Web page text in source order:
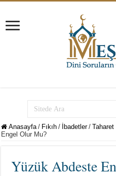
Anasayfa / Fıkıh / İbadetler /
Engel Olur Mu?
Yüzük Abdeste